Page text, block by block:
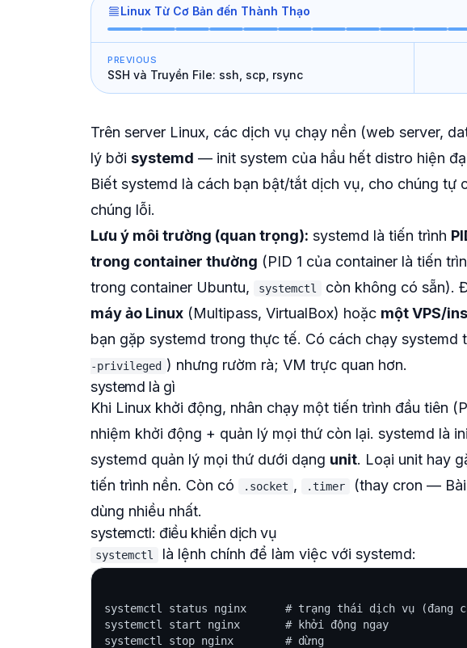
Linux Từ Cơ Bản đến Thành Thạo
PREVIOUS
SSH và Truyền File: ssh, scp, rsync
Trên server Linux, các dịch vụ chạy nền (web server,
lý bởi systemd — init system của hầu hết distro hiện
Biết systemd là cách bạn bật/tắt dịch vụ, cho chúng tự
chúng lỗi.
Lưu ý môi trường (quan trọng): systemd là tiến trình
trong container thường (PID 1 của container là tiến
trong container Ubuntu,
systemctl còn không có sẵn).
máy ảo Linux (Multipass, VirtualBox) hoặc một VPS/
bạn gặp systemd trong thực tế. Có cách chạy systemd
-privileged ) nhưng rườm rà; VM trực quan hơn.
systemd là gì
Khi Linux khởi động, nhân chạy một tiến trình đầu tiên
nhiệm khởi động + quản lý mọi thứ còn lại. systemd là
systemd quản lý mọi thứ dưới dạng unit. Loại unit hay
tiến trình nền. Còn có
.socket , .timer (thay cron — Bài
dùng nhiều nhất.
systemctl: điều khiển dịch vụ
systemctl là lệnh chính để làm việc với systemd:
systemctl status nginx      # trạng thái dịch vụ (đang
systemctl start nginx       # khởi động ngay
systemctl stop nginx        # dừng